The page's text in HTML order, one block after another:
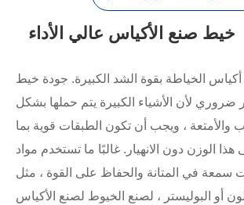
خيط صنع الأكياس عالي الأداء
الخياطة بقوة الشد الكبيرة. جودة خيط
ضروري لأن الأشياء الكبيرة يتم حملها بشكل
والأمتعة ، ويجب أن تكون الطبقات قوية بما
الوزن دون الانهيار. غالبًا ما تستخدم مواد
سمعة في المتانة والحفاظ على القوة ، مثل